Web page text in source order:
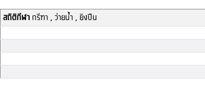
สถิติกีฬากรีฑา , ว่ายน้ำ , ยิงปืน